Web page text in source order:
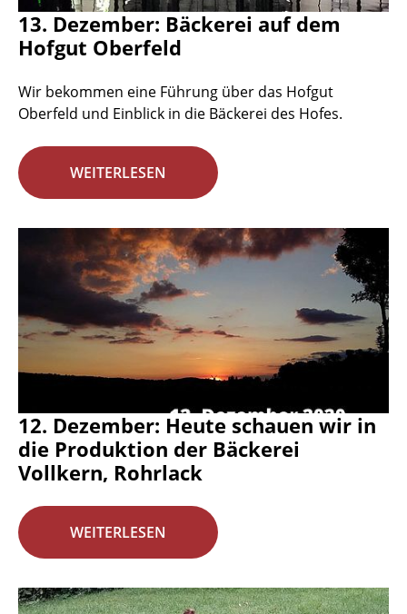
13. Dezember: Bäckerei auf dem
Hofgut Oberfeld
Wir bekommen eine Führung über das Hofgut
Oberfeld und Einblick in die Bäckerei des Hofes.
WEITERLESEN
12. Dezember: Heute schauen wir in
die Produktion der Bäckerei
Vollkern, Rohrlack
WEITERLESEN